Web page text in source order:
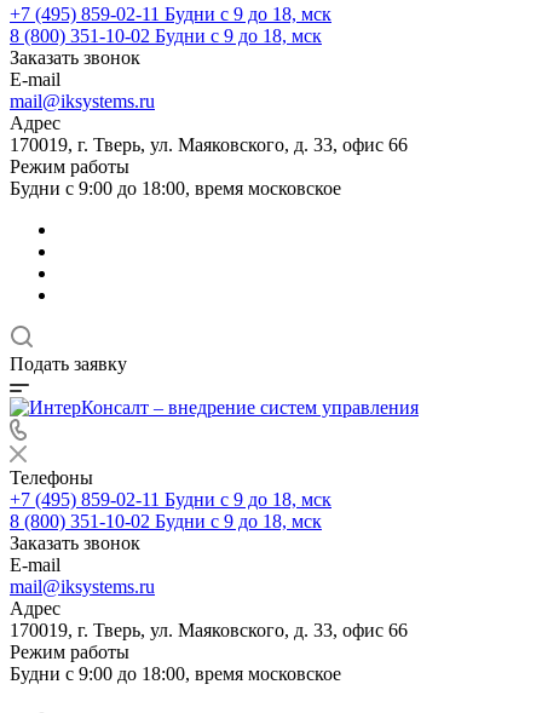
+7 (495) 859-02-11 Будни с 9 до 18, мск
8 (800) 351-10-02 Будни с 9 до 18, мск
Заказать звонок
E-mail
mail@iksystems.ru
Адрес
170019, г. Тверь, ул. Маяковского, д. 33, офис 66
Режим работы
Будни с 9:00 до 18:00, время московское
Подать заявку
Телефоны
+7 (495) 859-02-11 Будни с 9 до 18, мск
8 (800) 351-10-02 Будни с 9 до 18, мск
Заказать звонок
E-mail
mail@iksystems.ru
Адрес
170019, г. Тверь, ул. Маяковского, д. 33, офис 66
Режим работы
Будни с 9:00 до 18:00, время московское